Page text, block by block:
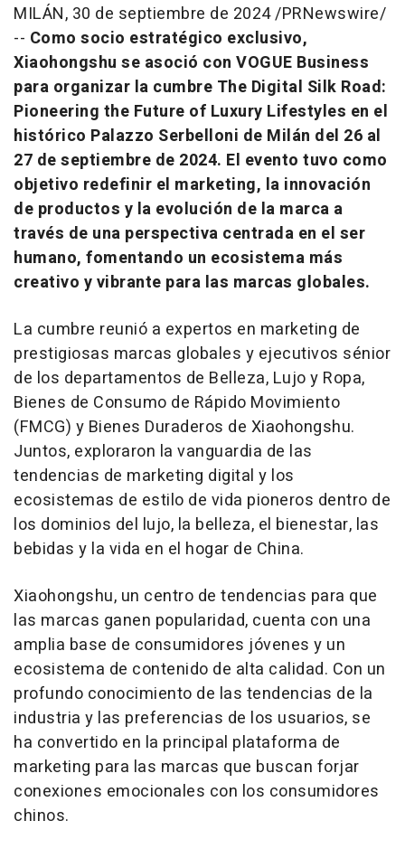
MILÁN, 30 de septiembre de 2024/PRNewswire/
-- Como socio estratégico exclusivo,
Xiaohongshu se asoció con VOGUE Business
para organizar la cumbre The Digital Silk Road:
Pioneering the Future of Luxury Lifestyles en el
histórico Palazzo Serbelloni de Milán del 26 al
27 de septiembre de 2024. El evento tuvo como
objetivo redefinir el marketing, la innovación
de productos y la evolución de la marca a
través de una perspectiva centrada en el ser
humano, fomentando un ecosistema más
creativo y vibrante para las marcas globales.
La cumbre reunió a expertos en marketing de
prestigiosas marcas globales y ejecutivos sénior
de los departamentos de Belleza, Lujo y Ropa,
Bienes de Consumo de Rápido Movimiento
(FMCG) y Bienes Duraderos de Xiaohongshu.
Juntos, exploraron la vanguardia de las
tendencias de marketing digital y los
ecosistemas de estilo de vida pioneros dentro de
los dominios del lujo, la belleza, el bienestar, las
bebidas y la vida en el hogar de China.
Xiaohongshu, un centro de tendencias para que
las marcas ganen popularidad, cuenta con una
amplia base de consumidores jóvenes y un
ecosistema de contenido de alta calidad. Con un
profundo conocimiento de las tendencias de la
industria y las preferencias de los usuarios, se
ha convertido en la principal plataforma de
marketing para las marcas que buscan forjar
conexiones emocionales con los consumidores
chinos.